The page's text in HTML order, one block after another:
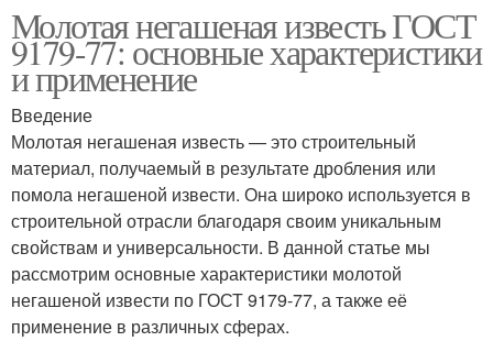
Молотая негашеная известь ГОСТ
9179-77: основные характеристики
и применение
Введение
Молотая негашеная известь — это строительный
материал, получаемый в результате дробления или
помола негашеной извести. Она широко используется в
строительной отрасли благодаря своим уникальным
свойствам и универсальности. В данной статье мы
рассмотрим основные характеристики молотой
негашеной извести по ГОСТ 9179-77, а также её
применение в различных сферах.